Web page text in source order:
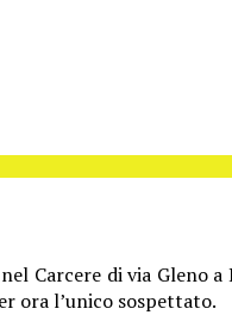
Carcere di via Gleno
ora l’unico sospettato.